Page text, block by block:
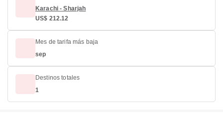
Karachi - Sharjah
US$ 212.12
Mes de tarifa más baja
sep
Destinos totales
1